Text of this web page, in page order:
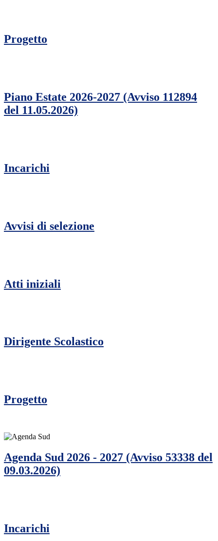
Progetto
Piano Estate 2026-2027 (Avviso 112894
del 11.05.2026)
Incarichi
Avvisi di selezione
Atti iniziali
Dirigente Scolastico
Progetto
Agenda Sud 2026 - 2027 (Avviso 53338 del
09.03.2026)
Incarichi